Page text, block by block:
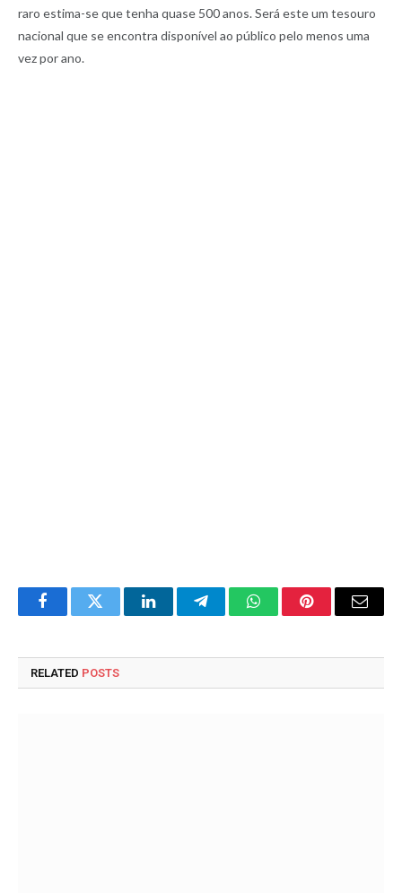
raro estima-se que tenha quase 500 anos. Será este um tesouro
nacional que se encontra disponível ao público pelo menos uma
vez por ano.
FacebookTwitter LinkedInTelegramWhatsAppPinterestEmail
RELATED POSTS